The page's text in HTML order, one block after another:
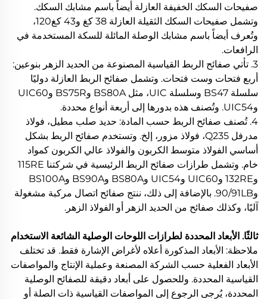
صفيحات السكك الخفيفة العازلة أيضاً باسم مشابك السكك.
وتشمل صفيحات السكك الثقيلة العازلة 38 كغ و43 كغ120،
وتُعرف أيضاً باسم مشابك الوصلة المائلة للسكة المستخدمة في
الرافعات.
3. تأتي صفائح الربط القياسية المصنوعة من الحديد الزهر بنوعين:
أربع فتحات وست فتحات. وتشمل صفائح الربط العازلة دوليًا
سلسلة BS47 وسلسلة UIC، مثل BS80A وBS75R وUIC60
وUIC54. وتُصنف هذه بدورها إلى أربعة أنواع محددة.
4. تُصنف صفائح الربط حسب المادة: حديد صلب مطيل، فولاذ
مدرفل Q235، فولاذ مزور، إلخ. وتستخدم صفائح الربط بشكل
أساسي الفولاذ متوسط الكربون والفولاذ عالي الكربون كمواد
خام. وتشمل طرازات صفائح الربط الرئيسية في شركتنا 115RE
و132RE وUIC60 وUIC54 وBS80A وBS90A وBS100A
و90/91LB. بالإضافة إلى ذلك، ننتج صفائح اتصال مركبة مشغولة
آليًا، وكذلك صفائح من الحديد الزهر أو الفولاذ الزهر.
ثالثًا. الأبعاد المحددة لطرازات اللوحات الوصلية الشائعة الاستخدام
ملاحظة: الأبعاد المذكورة أعلاه لأغراض الإشارة فقط. قد تختلف
الأبعاد الفعلية حسب الشركة المصنعة وعملية الإنتاج والمواصفات
القياسية المحددة. وللحصول على أبعاد دقيقة للصفائح الوصلية
المحددة، يُرجى الرجوع إلى المواصفات القياسية ذات الصلة أو